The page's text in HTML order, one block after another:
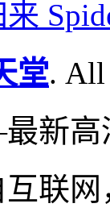
堂. All
新高
联